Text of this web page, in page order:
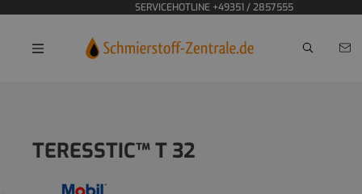
SERVICEHOTLINE +49351 / 2857555
TERESSTIC™ T 32